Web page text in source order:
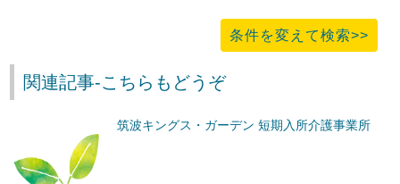
条件を変えて検索>>
関連記事-こちらもどうぞ
筑波キングス・ガーデン 短期入所介護事業所